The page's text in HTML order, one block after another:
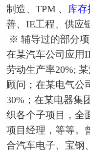
制造、TPM 、 库存
善、IE工程、供应
※ 辅导过的部分
在某汽车公司应用
劳动生产率20%;
顾问；在某电气公
30%；在某电器集
织各个子项目，全
项目经理，等等。
合汽车电子、宝钢